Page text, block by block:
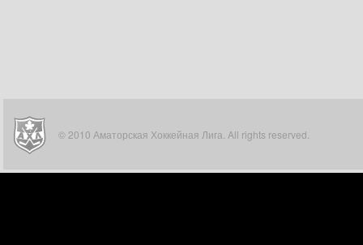
© 2010 Аматорская Хоккейная Лига. All rights reserved.